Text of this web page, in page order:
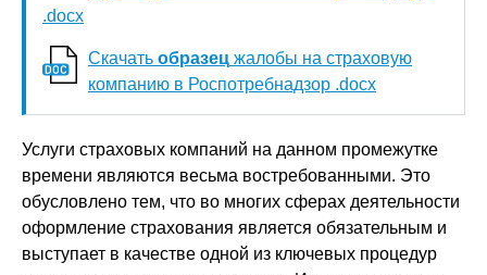
.docx
Скачать образец жалобы на страховую
компанию в Роспотребнадзор .docx
Услуги страховых компаний на данном промежутке
времени являются весьма востребованными. Это
обусловлено тем, что во многих сферах деятельности
оформление страхования является обязательным и
выступает в качестве одной из ключевых процедур